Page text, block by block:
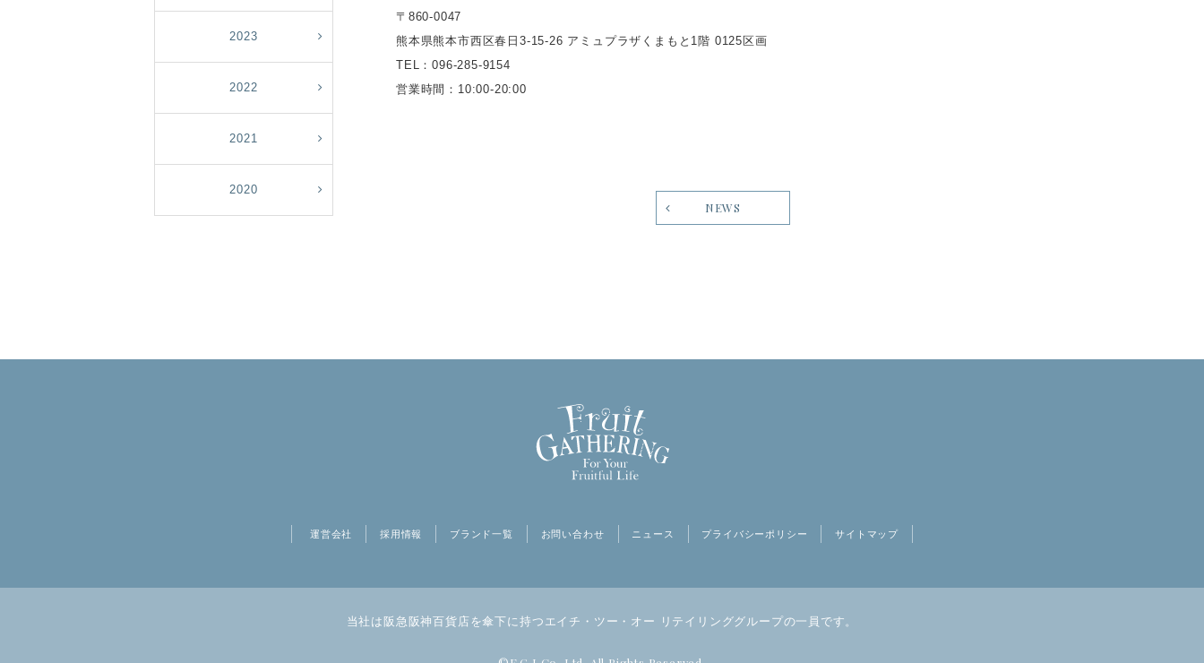
〒860-0047
熊本県熊本市西区春日3-15-26 アミュプラザくまもと1階 0125区画
TEL：096-285-9154
営業時間：10:00-20:00
NEWS
2023
2022
2021
2020
運営会社 採用情報 ブランド一覧 お問い合わせ ニュース プライバシーポリシー サイトマップ
当社は阪急阪神百貨店を傘下に持つ エイチ・ツー・オー リテイリンググループの一員です。